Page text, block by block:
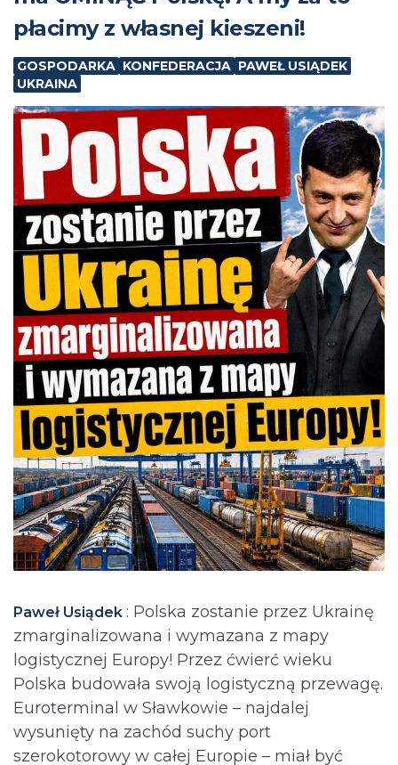
płacimy z własnej kieszeni!
GOSPODARKA KONFEDERACJA PAWEŁ USIĄDEK
UKRAINA
Paweł Usiądek : Polska zostanie przez Ukrainę
zmarginalizowana i wymazana z mapy
logistycznej Europy! Przez ćwierć wieku
Polska budowała swoją logistyczną przewagę.
Euroterminal w Sławkowie – najdalej
wysunięty na zachód suchy port
szerokotorowy w całej Europie – miał być